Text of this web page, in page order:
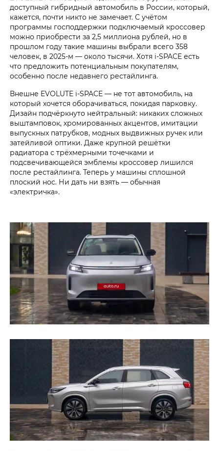
доступный гибридный автомобиль в России, который,
кажется, почти никто не замечает. С учётом
программы господдержки подключаемый кроссовер
можно приобрести за 2,5 миллиона рублей, но в
прошлом году такие машины выбрали всего 358
человек, в 2025-м — около тысячи. Хотя i‑SPACE есть
что предложить потенциальным покупателям,
особенно после недавнего рестайлинга.
Внешне EVOLUTE i‑SPACE — не тот автомобиль, на
который хочется оборачиваться, покидая парковку.
Дизайн подчёркнуто нейтральный: никаких сложных
выштамповок, хромированных акцентов, имитации
выпускных патрубков, модных выдвижных ручек или
затейливой оптики. Даже крупной решётки
радиатора с трёхмерными точечками и
подсвечивающейся эмблемы кроссовер лишился
после рестайлинга. Теперь у машины сплошной
плоский нос. Ни дать ни взять — обычная
«электричка».